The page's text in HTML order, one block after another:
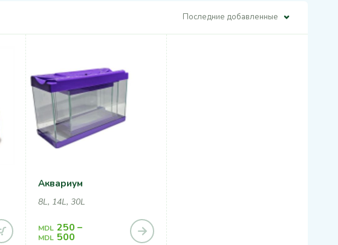
Последние добавленные
Аквариум
8L, 14L, 30L
MDL 250 –
MDL 500